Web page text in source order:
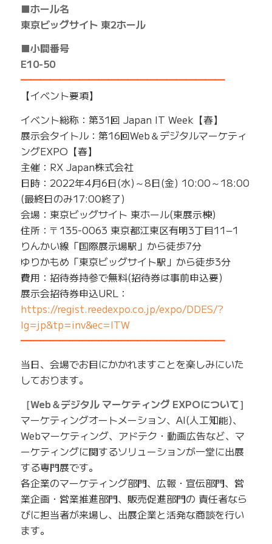
■ホール名
東京ビッグサイト 東2ホール
■小間番号
E10-50
━━━━━━━━━━━━━━━━━━━━━
【イベント要項】
イベント総称：第31回 Japan IT Week【春】
展示会タイトル：第16回Web＆デジタルマーケティ
ングEXPO【春】
主催：RX Japan株式会社
日時：2022年4月6日(水)～8日(金) 10:00～18:00
(最終日のみ17:00終了)
会場：東京ビッグサイト 東ホール(東展示棟)
住所：〒135-0063 東京都江東区有明3丁目11−1
りんかい線「国際展示場駅」から徒歩7分
ゆりかもめ「東京ビッグサイト駅」から徒歩3分
費用：招待券持参で無料(招待券は事前申込要)
展示会招待券申込URL：
https://regist.reedexpo.co.jp/expo/DDES/?
lg=jp&tp=inv&ec=ITW
━━━━━━━━━━━━━━━━━━━━━
当日、会場でお目にかかれますことを楽しみにいた
しております。
［Web＆デジタル マーケティング EXPOについて］
マーケティングオートメーション、AI(人工知能)、
Webマーケティング、アドテク・動画広告など、マ
ーケティングに関するソリューションが一堂に出展
する専門展です。
各企業のマーケティング部門、広報・宣伝部門、営
業企画・営業推進部門、販売促進部門の 責任者なら
びに担当者が来場し、出展企業と活発な商談を行い
ます。